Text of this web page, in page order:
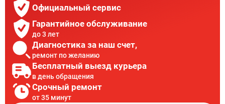
Официальный сервис
Гарантийное обслуживание
до 3 лет
Диагностика за наш счет,
ремонт по желанию
Бесплатный выезд курьера
в день обращения
Срочный ремонт
от 35 минут